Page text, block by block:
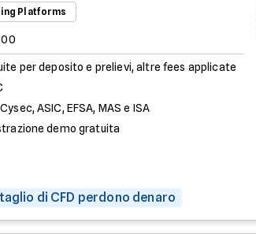
Platforms
per deposito e prelievi, altre fees applicate
ASIC, EFSA, MAS e ISA
demo gratuita
di CFD perdono denaro